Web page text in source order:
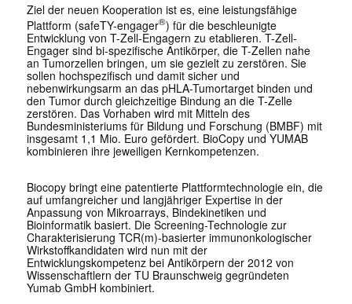
Ziel der neuen Kooperation ist es, eine leistungsfähige
Plattform (safeTY-engager®) für die beschleunigte
Entwicklung von T-Zell-Engagern zu etablieren. T-Zell-
Engager sind bi-spezifische Antikörper, die T-Zellen nahe
an Tumorzellen bringen, um sie gezielt zu zerstören. Sie
sollen hochspezifisch und damit sicher und
nebenwirkungsarm an das pHLA-Tumortarget binden und
den Tumor durch gleichzeitige Bindung an die T-Zelle
zerstören. Das Vorhaben wird mit Mitteln des
Bundesministeriums für Bildung und Forschung (BMBF) mit
insgesamt 1,1 Mio. Euro gefördert. BioCopy und YUMAB
kombinieren ihre jeweiligen Kernkompetenzen.
Biocopy bringt eine patentierte Plattformtechnologie ein, die
auf umfangreicher und langjähriger Expertise in der
Anpassung von Mikroarrays, Bindekinetiken und
Bioinformatik basiert. Die Screening-Technologie zur
Charakterisierung TCR(m)-basierter immunonkologischer
Wirkstoffkandidaten wird nun mit der
Entwicklungskompetenz bei Antikörpern der 2012 von
Wissenschaftlern der TU Braunschweig gegründeten
Yumab GmbH kombiniert.